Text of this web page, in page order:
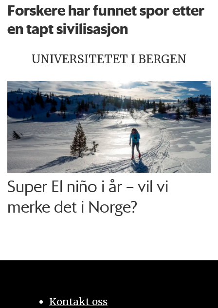
Forskere har funnet spor etter
en tapt sivilisasjon
UNIVERSITETET I BERGEN
Super El niño i år – vil vi
merke det i Norge?
Kontakt oss